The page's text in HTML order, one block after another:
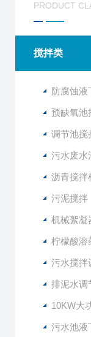
PRODUCT
搅拌类
防腐蚀液
预缺氧池
调节池搅
污水废水
沥青搅拌
污泥搅拌
机械絮凝
柠檬酸溶
污水搅拌
排泥水调
10KW大功
污水池液